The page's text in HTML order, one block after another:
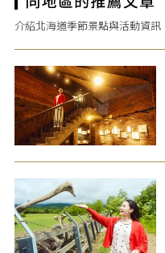
介紹北海道季節景點與活動資訊